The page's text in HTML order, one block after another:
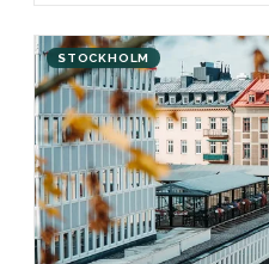
STOCKHOLM